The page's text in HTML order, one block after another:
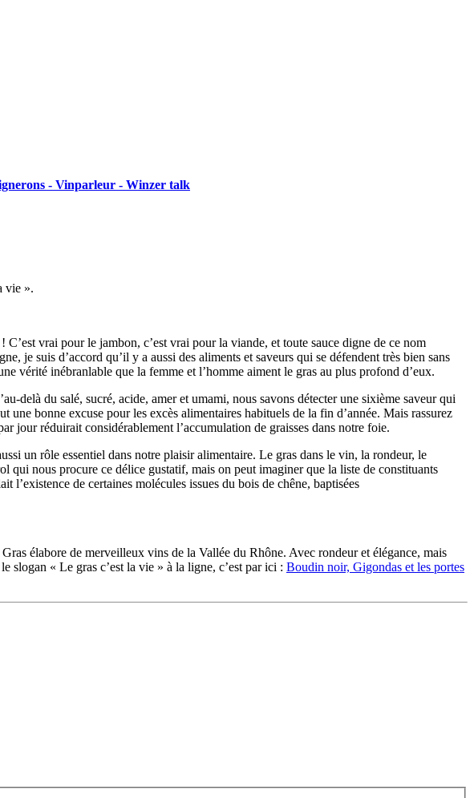
- Vinparleur - Winzer talk
vie ».
vrai pour le jambon, c’est vrai pour la viande, et toute sauce digne de ce nom
je suis d’accord qu’il y a aussi des aliments et saveurs qui se défendent très bien sans
vérité inébranlable que la femme et l’homme aiment le gras au plus profond d’eux.
delà du salé, sucré, acide, amer et umami, nous savons détecter une sixième saveur qui
bonne excuse pour les excès alimentaires habituels de la fin d’année. Mais rassurez
jour réduirait considérablement l’accumulation de graisses dans notre foie.
un rôle essentiel dans notre plaisir alimentaire. Le gras dans le vin, la rondeur, le
qui nous procure ce délice gustatif, mais on peut imaginer que la liste de constituants
l’existence de certaines molécules issues du bois de chêne, baptisées
élabore de merveilleux vins de la Vallée du Rhône. Avec rondeur et élégance, mais
slogan « Le gras c’est la vie » à la ligne, c’est par ici : Boudin noir, Gigondas et les portes